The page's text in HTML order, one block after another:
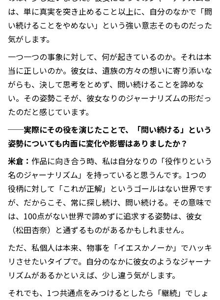
は、単に真実を突き止めること以上に、自分のなかで「問
い続けることをやめない」という強い意志そのものだった
気がします。
一つ一つの事象に対して、何が起きているのか。それは本
当に正しいのか。彼女は、遺族の方々の想いに寄り添いな
がらも、決して思考をとめず、問い続けることを諦めな
い。その姿勢こそが、彼女なりのジャーナリズムの形だっ
たのだと感じています。
──実際にその役を演じたことで、「問い続ける」という
姿勢についても内面に変化や影響はありましたか？
米倉： 作品に向き合う時、私は自分なりの「役作りという
名のジャーナリズム」を持っていると思うんです。1つの
役柄に対して「これが正解」というゴールはない世界です
が、だからこそ、常に探し続け、問い続ける。その意味で
は、100点がない世界で諦めずに追求する姿勢は、彼女
（松田杏奈）と通ずるものがあるかもしれません。
ただ、私個人は本来、物事を「イエスかノーか」でハッキ
リさせたいタイプで。自分のなかに彼女のようなジャーナ
リズムがあるかといえば、少し違う気がします。
それでも、1つ共通点をみつけるとしたら「継続」でしょ